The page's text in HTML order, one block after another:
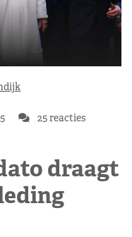
25 reacties
draagt